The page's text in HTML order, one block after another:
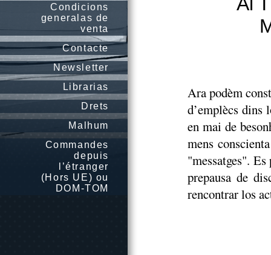
Condicions
generalas de
venta
Contacte
Newsletter
Librarias
Drets
Malhum
Commandes
depuis
l’étranger
(Hors UE) ou
DOM-TOM
Ara podèm
d’emplècs dins
en mai de
mens
"messatges".
prepausa de
rencontrar los